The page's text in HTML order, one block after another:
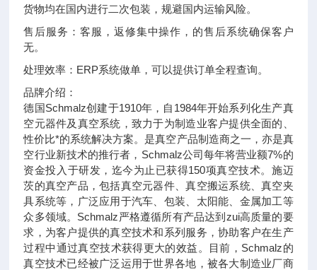
货物均在国内进行二次包装，规避国内运输风险。
售后服务：客服，返修集中操作，的售后系统确保客户
无。
处理效率：ERP系统做单，可以提供订单全程查询。
品牌介绍：
德国Schmalz创建于1910年，自1984年开始系列化生产真
空元器件及真空系统，致力于为制造业客户提供全面的、
性价比*的系统解决方案。是真空产品制造商之一，亦是真
空行业新技术的推行者，Schmalz公司每年将营业额7%的
资金投入于研发，迄今为止已获得150项真空技术。施迈
茨的真空产品，包括真空元器件、真空搬运系统、真空夹
具系统等，广泛应用于汽车、包装、太阳能、金属加工等
众多领域。Schmalz严格遵循所有产品达到zui高质量的要
求，为客户提供的真空技术和系列服务，协助客户在生产
过程中通过真空技术获得更大的效益。目前，Schmalz的
真空技术已经被广泛运用于世界各地，被各大制造业厂商